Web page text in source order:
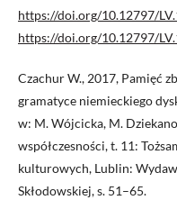
https://doi.org/10.12797/
https://doi.org/10.12797/
Czachur W., 2017, Pamięć
gramatyce niemieckiego
w: M. Wójcicka, M.
współczesności, t. 11:
kulturowych, Lublin:
Skłodowskiej, s. 51–65.